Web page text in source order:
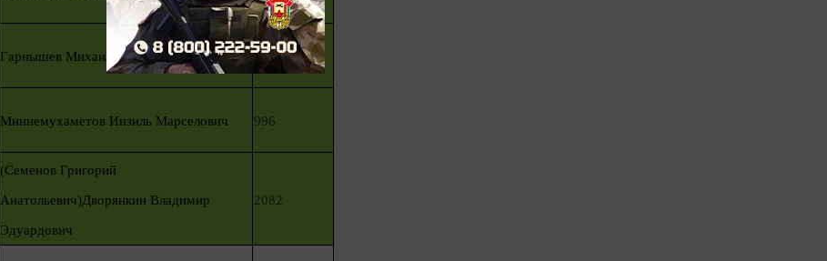
Гарнышев Михаил Владимирович 1590
Миннемухаметов Инзиль Марселович 996
(Семенов Григорий
Анатольевич)Дворянкин Владимир
Эдуардович
2082